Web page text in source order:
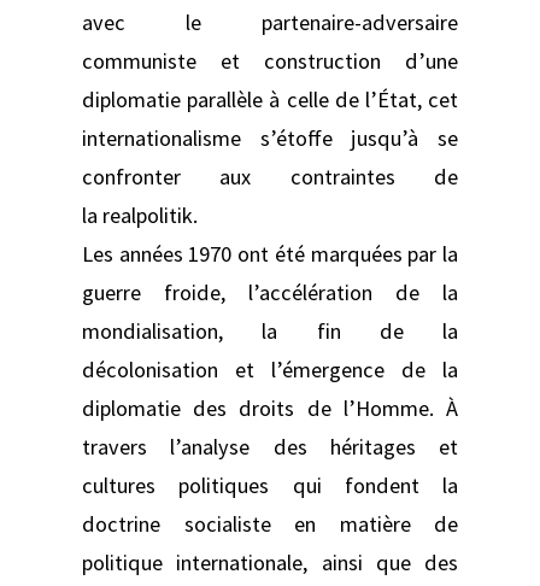
avec le partenaire-adversaire
communiste et construction d’une
diplomatie parallèle à celle de l’État, cet
internationalisme s’étoffe jusqu’à se
confronter aux contraintes de
la realpolitik.
Les années 1970 ont été marquées par la
guerre froide, l’accélération de la
mondialisation, la fin de la
décolonisation et l’émergence de la
diplomatie des droits de l’Homme. À
travers l’analyse des héritages et
cultures politiques qui fondent la
doctrine socialiste en matière de
politique internationale, ainsi que des